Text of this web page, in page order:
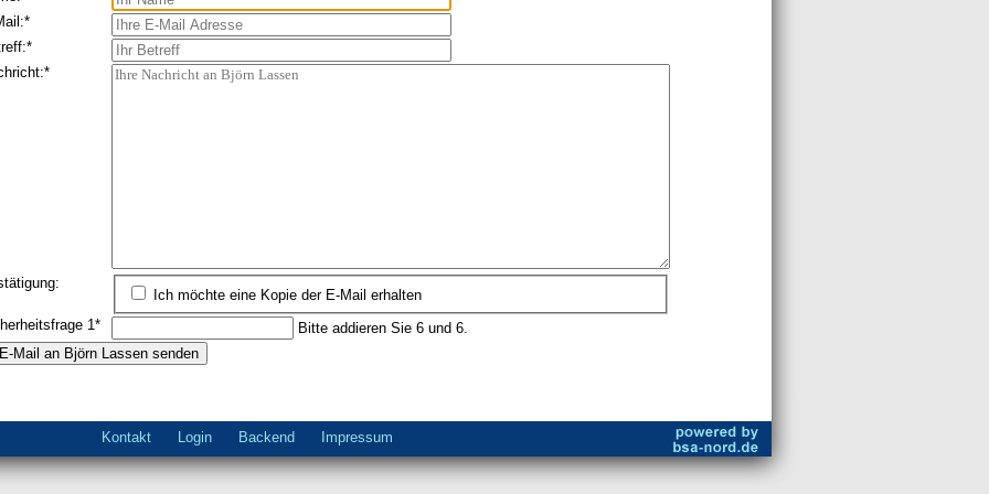
*
*
*
Ich möchte eine Kopie der E-Mail erhalten
1* Bitte addieren Sie 6 und 6.
Navigation
überspringen
Kontakt Login Backend Impressum